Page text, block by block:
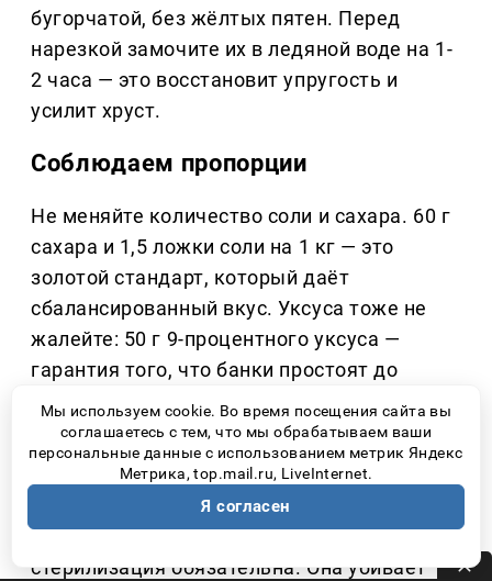
бугорчатой, без жёлтых пятен. Перед
нарезкой замочите их в ледяной воде на 1-
2 часа — это восстановит упругость и
усилит хруст.
Соблюдаем пропорции
Не меняйте количество соли и сахара. 60 г
сахара и 1,5 ложки соли на 1 кг — это
золотой стандарт, который даёт
сбалансированный вкус. Уксуса тоже не
жалейте: 50 г 9-процентного уксуса —
гарантия того, что банки простоят до
весны.
Не пренебрегайте стерилизацией
Многие думают, что можно залить огурцы
кипятком и закатать. Для этого рецепта
стерилизация обязательна. Она убивает
Мы используем cookie. Во время посещения сайта вы
соглашаетесь с тем, что мы обрабатываем ваши
персональные данные с использованием метрик Яндекс
Метрика, top.mail.ru, LiveInternet.
Я согласен